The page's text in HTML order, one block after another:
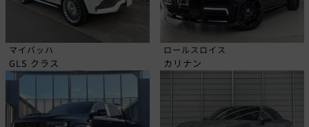
マイバッハ
GLS クラス
ロールスロイス
カリナン